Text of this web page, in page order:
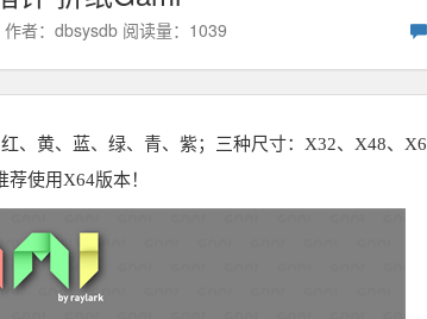
者： dbsysdb阅读量：1039
、黄、蓝、绿、青、紫；三种尺寸：X32、X48、X6
使用X64版本！